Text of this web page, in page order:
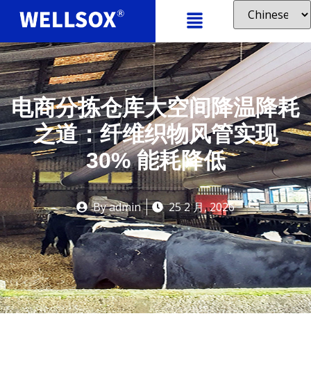
电商分拣仓库大空间降温降耗
之道：纤维织物风管实现
30% 能耗降低
Byadmin 25 2 月, 2026